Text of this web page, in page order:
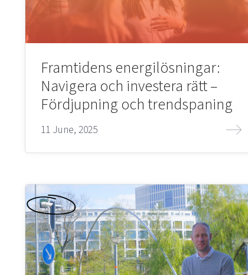
Framtidens energilösningar:
Navigera och investera rätt –
Fördjupning och trendspaning
11 June, 2025